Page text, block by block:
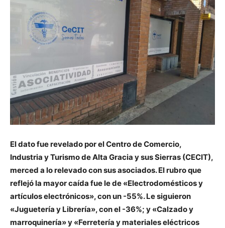
El dato fue revelado por el Centro de Comercio,
Industria y Turismo de Alta Gracia y sus Sierras (CECIT),
merced a lo relevado con sus asociados. El rubro que
reflejó la mayor caída fue le de «Electrodomésticos y
artículos electrónicos», con un -55%. Le siguieron
«Juguetería y Librería», con el -36%; y «Calzado y
marroquinería» y «Ferretería y materiales eléctricos